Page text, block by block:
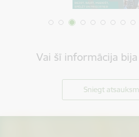
Vai šī informācija
Sniegt